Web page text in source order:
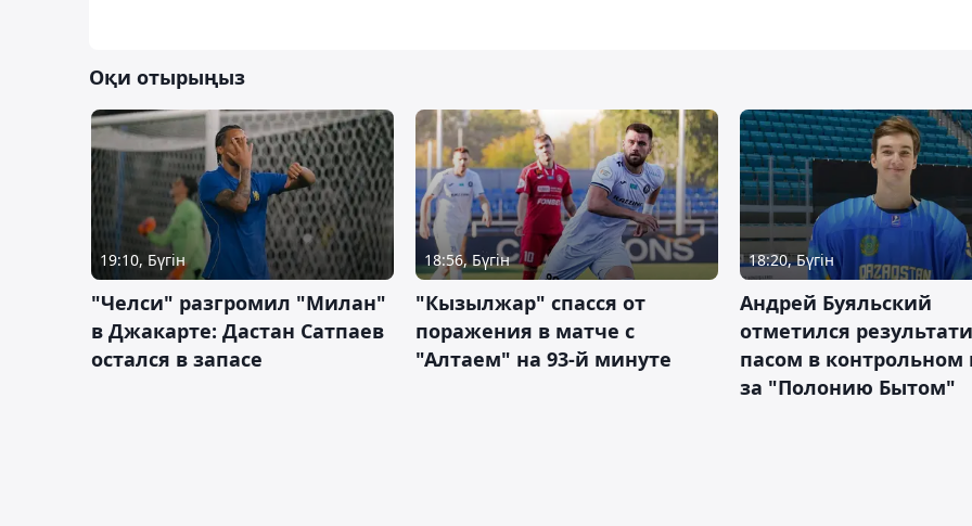
Оқи отырыңыз
19:10, Бүгін
"Челси" разгромил "Милан"
в Джакарте: Дастан Сатпаев
остался в запасе
18:56, Бүгін
"Кызылжар" спасся от
поражения в матче с
"Алтаем" на 93-й минуте
18:20, Бүгін
Андрей Буяльский
отметился
пасом в контрольном
за "Полонию Бытом"